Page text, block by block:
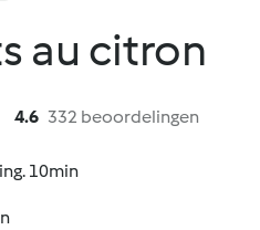
au citron
4.6 332 beoordelingen
10min